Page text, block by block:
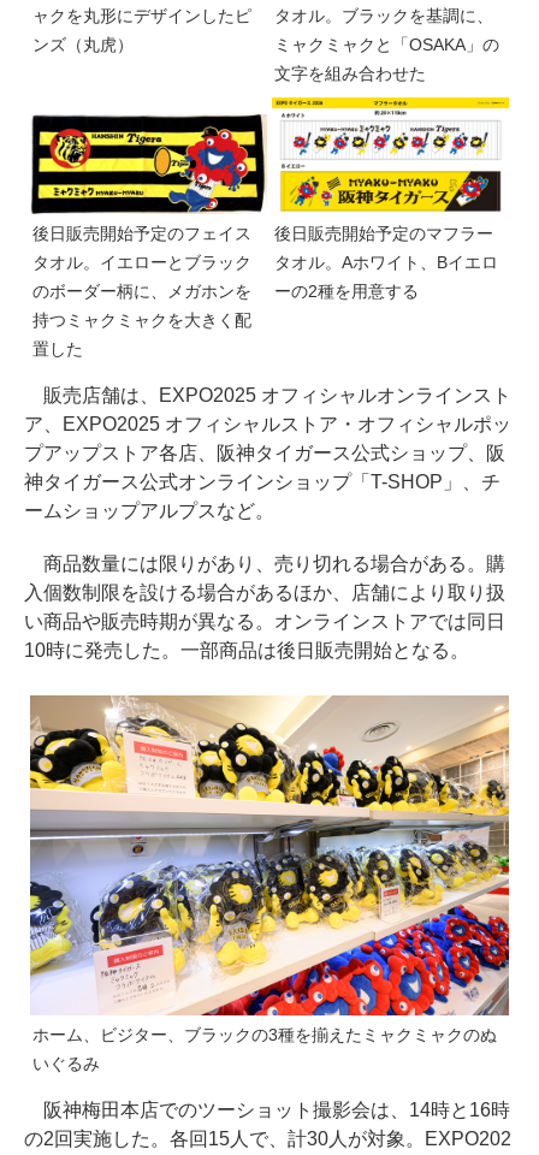
ャクを丸形にデザインしたピ
ンズ（丸虎）
タオル。ブラックを基調に、
ミャクミャクと「OSAKA」の
文字を組み合わせた
後日販売開始予定のフェイス
タオル。イエローとブラック
のボーダー柄に、メガホンを
持つミャクミャクを大きく配
置した
後日販売開始予定のマフラー
タオル。Aホワイト、Bイエロ
ーの2種を用意する
販売店舗は、EXPO2025 オフィシャルオンラインスト
ア、EXPO2025 オフィシャルストア・オフィシャルポッ
プアップストア各店、阪神タイガース公式ショップ、阪
神タイガース公式オンラインショップ「T-SHOP」、チ
ームショップアルプスなど。
商品数量には限りがあり、売り切れる場合がある。購
入個数制限を設ける場合があるほか、店舗により取り扱
い商品や販売時期が異なる。オンラインストアでは同日
10時に発売した。一部商品は後日販売開始となる。
ホーム、ビジター、ブラックの3種を揃えたミャクミャクのぬ
いぐるみ
阪神梅田本店でのツーショット撮影会は、14時と16時
の2回実施した。各回15人で、計30人が対象。EXPO202